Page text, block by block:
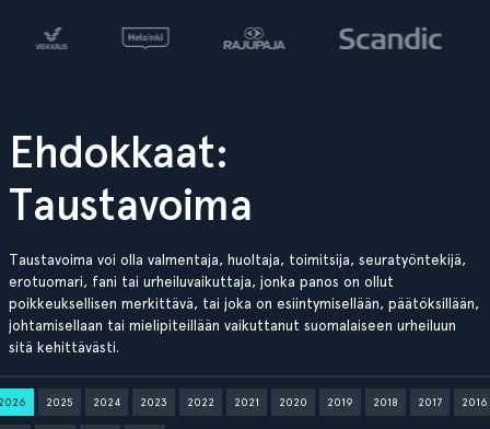
Ehdokkaat:
Taustavoima
Taustavoima voi olla valmentaja, huoltaja, toimitsija, seuratyöntekijä,
erotuomari, fani tai urheiluvaikuttaja, jonka panos on ollut
poikkeuksellisen merkittävä, tai joka on esiintymisellään, päätöksillään,
johtamisellaan tai mielipiteillään vaikuttanut suomalaiseen urheiluun
sitä kehittävästi.
2025 2024 2023 2022 2021 2020 2019 2018 2017 2016